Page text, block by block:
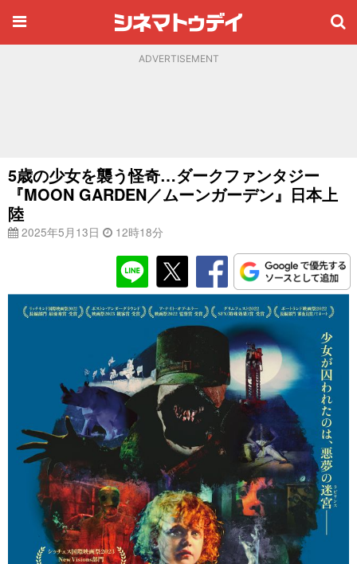
ADVERTISEMENT
5歳の少女を襲う怪奇…ダークファンタジー
『MOON GARDEN／ムーンガーデン』日本上
陸
2025年5月13日 12時18分